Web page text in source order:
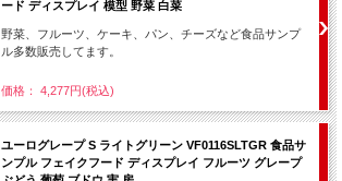
ード ディスプレイ 模型 野菜 白菜
野菜、フルーツ、ケーキ、パン、チーズなど食品サンプ
ル多数販売してます。
価格： 4,277円(税込)
ユーログレープ S ライトグリーン VF0116SLTGR 食品サ
ンプル フェイクフード ディスプレイ フルーツ グレープ